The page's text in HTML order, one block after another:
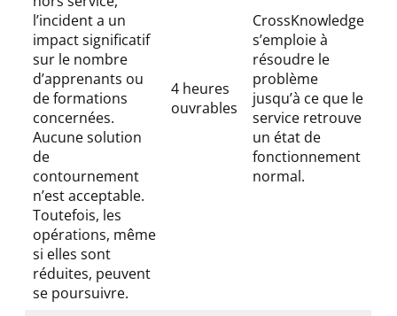
l’incident a un
impact significatif
sur le nombre
d’apprenants ou
de formations
concernées.
Aucune solution
de
contournement
n’est acceptable.
Toutefois, les
opérations, même
si elles sont
réduites, peuvent
se poursuivre.
4 heures
ouvrables
CrossKnowledge
s’emploie à
résoudre le
problème
jusqu’à ce que le
service retrouve
un état de
fonctionnement
normal.